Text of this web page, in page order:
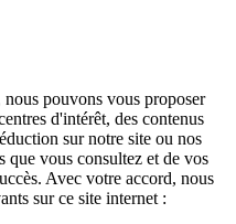
nous pouvons vous proposer
d'intérêt, des contenus
sur notre site ou nos
que vous consultez et de vos
Avec votre accord, nous
sur ce site internet :